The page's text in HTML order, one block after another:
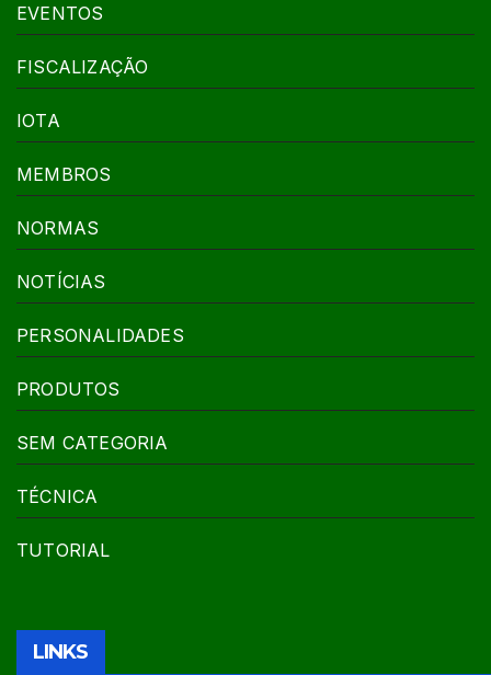
EVENTOS
FISCALIZAÇÃO
IOTA
MEMBROS
NORMAS
NOTÍCIAS
PERSONALIDADES
PRODUTOS
SEM CATEGORIA
TÉCNICA
TUTORIAL
LINKS